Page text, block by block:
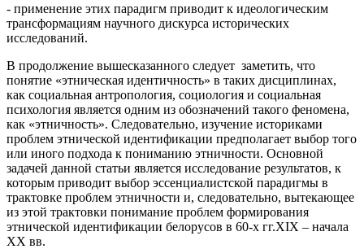
- применение этих парадигм приводит к идеологическим
трансформациям научного дискурса исторических
исследований.
В продолжение вышесказанного следует заметить, что
понятие «этническая идентичность» в таких дисциплинах,
как социальная антропология, социология и социальная
психология является одним из обозначений такого феномена,
как «этничность». Следовательно, изучение историками
проблем этнической идентификации предполагает выбор того
или иного подхода к пониманию этничности. Основной
задачей данной статьи является исследование результатов, к
которым приводит выбор эссенциалистской парадигмы в
трактовке проблем этничности и, следовательно, вытекающее
из этой трактовки понимание проблем формирования
этнической идентификации белорусов в 60-х гг.XIX – начала
XX вв.